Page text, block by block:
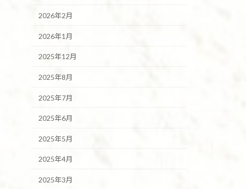
2026年2月
2026年1月
2025年12月
2025年8月
2025年7月
2025年6月
2025年5月
2025年4月
2025年3月